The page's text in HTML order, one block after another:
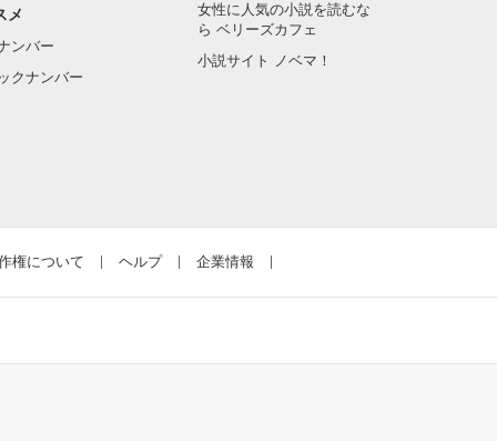
メ
ンバー
クナンバー
女性に人気の小説を読むな
ら ベリーズカフェ
小説サイト ノベマ！
権について ヘルプ 企業情報